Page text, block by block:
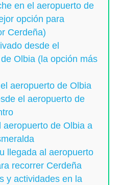
en el aeropuerto de
opción para
Cerdeña)
desde el
Olbia (la opción más
aeropuerto de Olbia
el aeropuerto de
aeropuerto de Olbia a
llegada al aeropuerto
recorrer Cerdeña
y actividades en la